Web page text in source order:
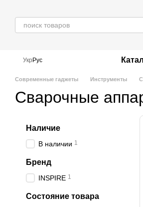
Укр Рус
Современные гаджеты Инструменты
Сварочные
Наличие
В наличии 1
Бренд
INSPIRE 1
Состояние товара